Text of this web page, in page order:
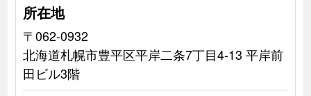
所在地
〒062-0932
北海道札幌市豊平区平岸二条7丁目4-13 平岸前
田ビル3階